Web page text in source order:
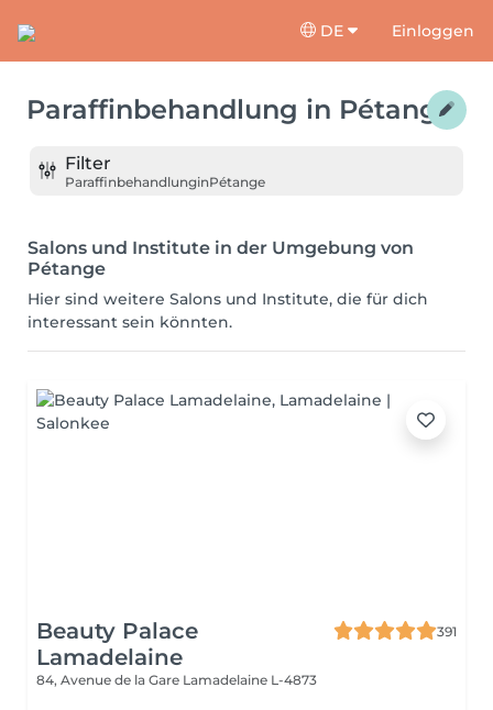
DE Einloggen
Paraffinbehandlung in Pétange
Filter
ParaffinbehandlunginPétange
Salons und Institute in der Umgebung von
Pétange
Hier sind weitere Salons und Institute, die für dich
interessant sein könnten.
Beauty Palace
Lamadelaine
391
84, Avenue de la Gare Lamadelaine L-4873